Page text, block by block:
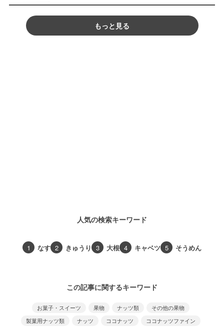
もっと見る
人気の検索キーワード
1 なす 2 きゅうり 3 大根 4 キャベツ 5 そうめん
この記事に関するキーワード
お菓子・スイーツ 果物 ナッツ類
その他の果物
製菓用ナッツ類
ナッツ ココナッツ ココナッツファイン